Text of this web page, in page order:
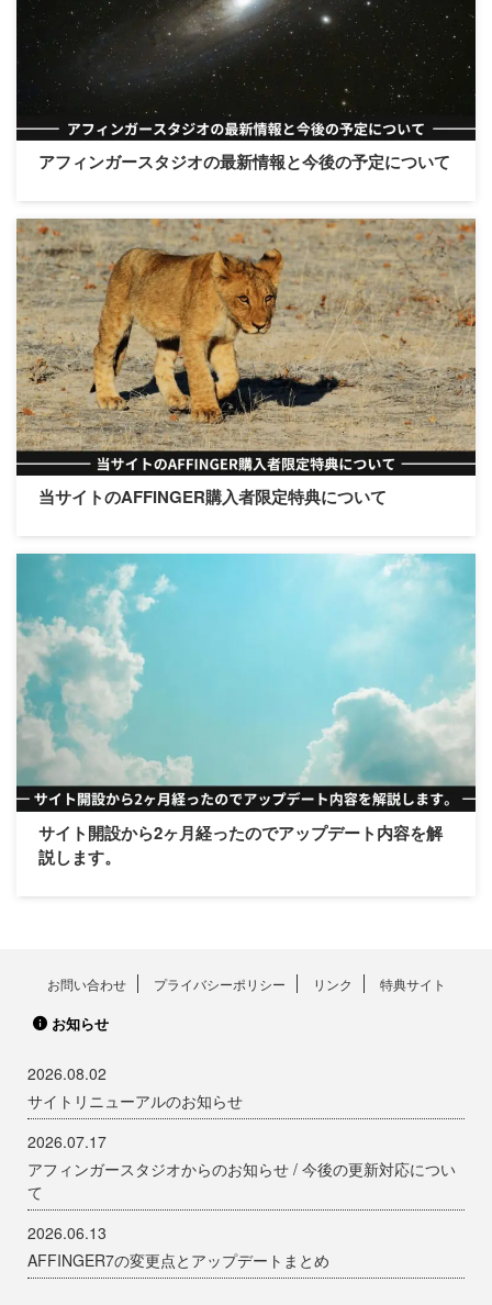
アフィンガースタジオの最新情報と今後の予定について
当サイトのAFFINGER購入者限定特典について
サイト開設から2ヶ月経ったのでアップデート内容を解
説します。
お問い合わせ プライバシーポリシー リンク 特典サイト
お知らせ
2026.08.02
サイトリニューアルのお知らせ
2026.07.17
アフィンガースタジオからのお知らせ / 今後の更新対応につい
て
2026.06.13
AFFINGER7の変更点とアップデートまとめ